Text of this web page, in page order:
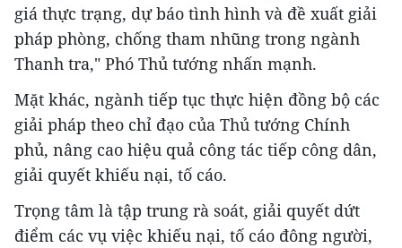
giá thực trạng, dự báo tình hình và đề xuất giải
pháp phòng, chống tham nhũng trong ngành
Thanh tra," Phó Thủ tướng nhấn mạnh.
Mặt khác, ngành tiếp tục thực hiện đồng bộ các
giải pháp theo chỉ đạo của Thủ tướng Chính
phủ, nâng cao hiệu quả công tác tiếp công dân,
giải quyết khiếu nại, tố cáo.
Trọng tâm là tập trung rà soát, giải quyết dứt
điểm các vụ việc khiếu nại, tố cáo đông người,